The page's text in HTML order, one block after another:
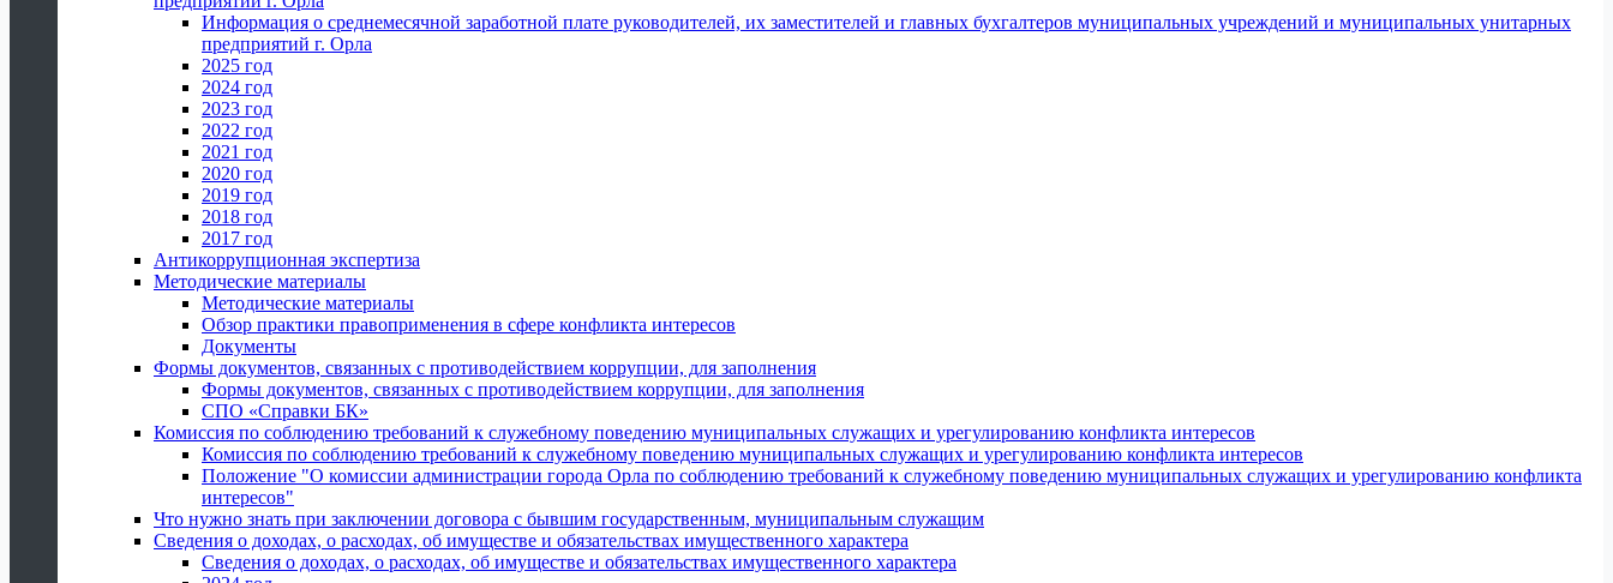
Информация о среднемесячной заработной плате руководителей, их заместителей и главных бухгалтеров муниципальных учреждений и муниципальных унитарных
предприятий г. Орла
2025 год
2024 год
2023 год
2022 год
2021 год
2020 год
2019 год
2018 год
2017 год
Антикоррупционная экспертиза
Методические материалы
Методические материалы
Обзор практики правоприменения в сфере конфликта интересов
Документы
Формы документов, связанных с противодействием коррупции, для заполнения
Формы документов, связанных с противодействием коррупции, для заполнения
СПО «Справки БК»
Комиссия по соблюдению требований к служебному поведению муниципальных служащих и урегулированию конфликта интересов
Комиссия по соблюдению требований к служебному поведению муниципальных служащих и урегулированию конфликта интересов
Положение "О комиссии администрации города Орла по соблюдению требований к служебному поведению муниципальных служащих и урегулированию конфликта
интересов"
Что нужно знать при заключении договора с бывшим государственным, муниципальным служащим
Сведения о доходах, о расходах, об имуществе и обязательствах имущественного характера
Сведения о доходах, о расходах, об имуществе и обязательствах имущественного характера